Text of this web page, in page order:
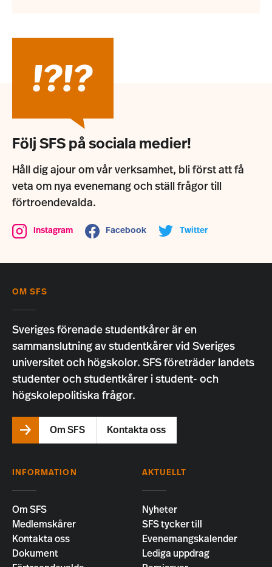
Följ SFS på sociala medier!
Håll dig ajour om vår verksamhet, bli först att få
veta om nya evenemang och ställ frågor till
förtroendevalda.
Instagram Facebook Twitter
OM SFS
Sveriges förenade studentkårer är en
sammanslutning av studentkårer vid Sveriges
universitet och högskolor. SFS företräder landets
studenter och studentkårer i student- och
högskolepolitiska frågor.
Om SFS Kontakta oss
INFORMATION
Om SFS
Medlemskårer
Kontakta oss
Dokument
AKTUELLT
Nyheter
SFS tycker till
Evenemangskalender
Lediga uppdrag